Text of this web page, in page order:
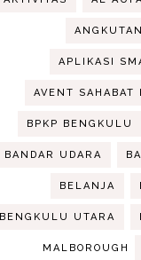
APLIKASI
AVENT SAHABAT
BPKP BENGKULU
BANDAR UDARA
BELANJA
BENGKULU UTARA
MALBOROUGH